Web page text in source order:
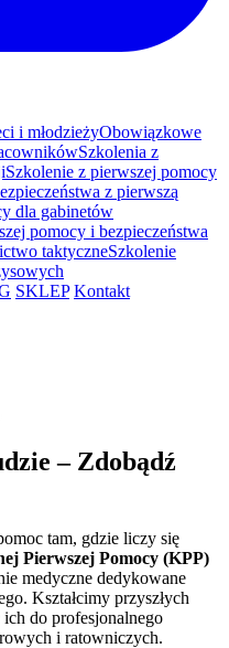
i młodzieżyObowiązkowe
Szkolenia z
Szkolenie z pierwszej pomocy
z pierwszą
dla gabinetów
pomocy i bezpieczeństwa
taktyczneSzkolenie
SKLEP Kontakt
– Zdobądź
tam, gdzie liczy się
Pierwszej Pomocy (KPP)
medyczne dedykowane
Kształcimy przyszłych
do profesjonalnego
i ratowniczych.